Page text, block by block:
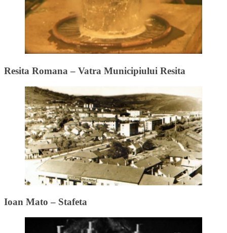
Resita Romana – Vatra Municipiului Resita
Ioan Mato – Stafeta